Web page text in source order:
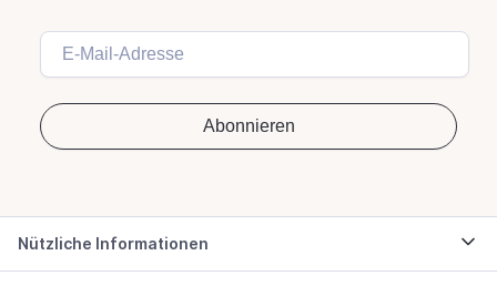
Nützliche Informationen